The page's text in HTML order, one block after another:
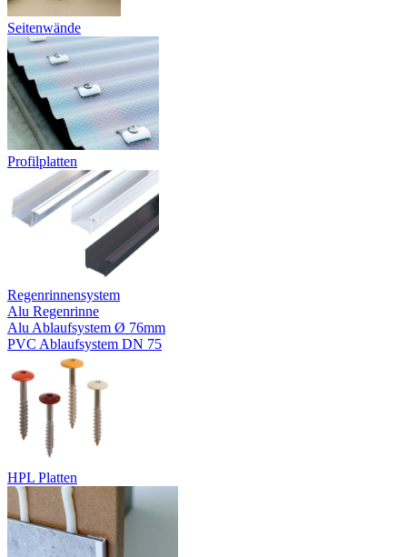
Seitenwände
Profilplatten
Regenrinnensystem
Alu Regenrinne
Alu Ablaufsystem Ø 76mm
PVC Ablaufsystem DN 75
HPL Platten